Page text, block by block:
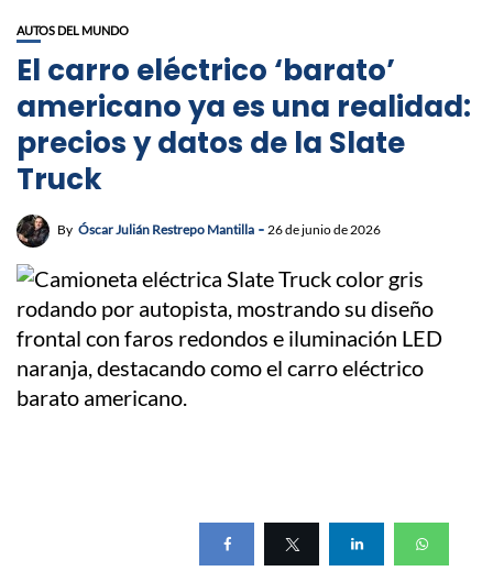
AUTOS DEL MUNDO
El carro eléctrico ‘barato’
americano ya es una realidad:
precios y datos de la Slate
Truck
By Óscar Julián Restrepo Mantilla 26 de junio de 2026